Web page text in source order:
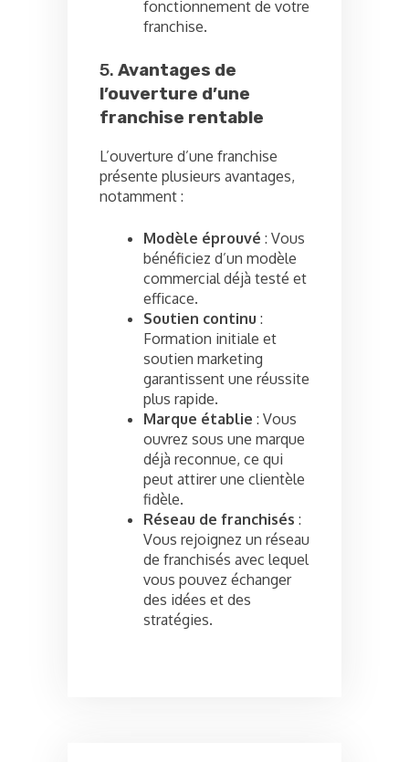
fonctionnement de votre
franchise.
5. Avantages de
l’ouverture d’une
franchise rentable
L’ouverture d’une franchise
présente plusieurs avantages,
notamment :
Modèle éprouvé : Vous
bénéficiez d’un modèle
commercial déjà testé et
efficace.
Soutien continu :
Formation initiale et
soutien marketing
garantissent une réussite
plus rapide.
Marque établie : Vous
ouvrez sous une marque
déjà reconnue, ce qui
peut attirer une clientèle
fidèle.
Réseau de franchisés :
Vous rejoignez un réseau
de franchisés avec lequel
vous pouvez échanger
des idées et des
stratégies.